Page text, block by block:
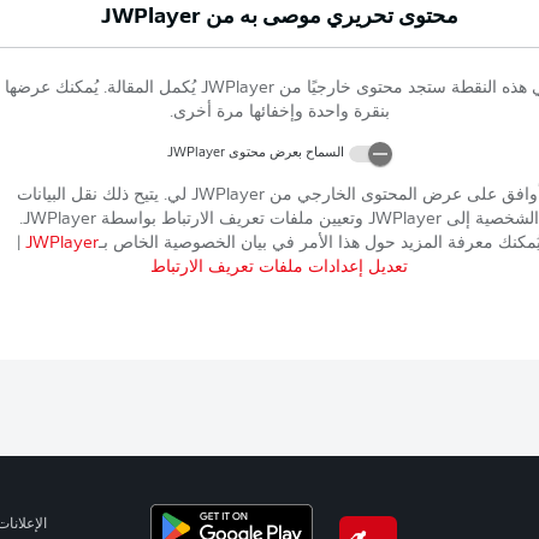
محتوى تحريري موصى به منJWPlayer
هذه النقطة ستجد محتوى خارجيًا منJWPlayer يُكمل المقالة. يُمكنك عرضها
بنقرة واحدة وإخفائها مرة أخرى.
السماح بعرض محتوىJWPlayer
على عرض المحتوى الخارجي منJWPlayer لي. يتيح ذلك نقل البيانات
الشخصية إلى JWPlayer وتعيين ملفات تعريف الارتباط بواسطة JWPlayer
.
معرفة المزيد حول هذا الأمر في بيان الخصوصية الخاص بـJWPlayer
تعديل إعدادات ملفات تعريف الارتباط